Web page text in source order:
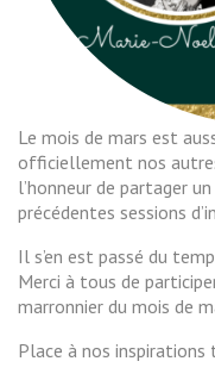
Le mois de mars est
officiellement nos
l’honneur de partager
précédentes sessions
Il s’en est passé du
Merci à tous de
marronnier du mois de
Place à nos inspirations